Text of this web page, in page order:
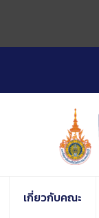
เกี่ยวกับคณะ